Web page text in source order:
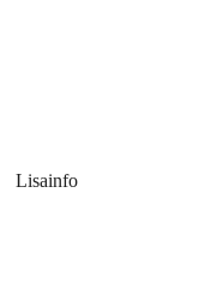
Lisainfo